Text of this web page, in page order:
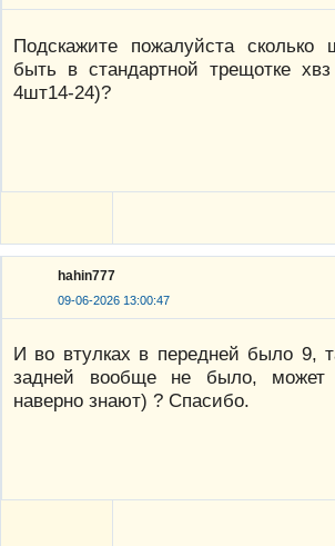
Подскажите пожалуйста сколько
быть в стандартной трещотке
4шт14-24)?
hahin777
09-06-2026 13:00:47
И во втулках в передней было 9,
задней вообще не было, может
наверно знают) ? Спасибо.